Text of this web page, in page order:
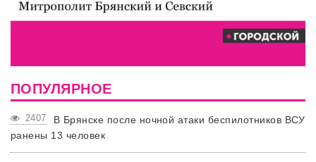
ПОПУЛЯРНОЕ
2407
В Брянске после ночной атаки беспилотников ВСУ
ранены 13 человек